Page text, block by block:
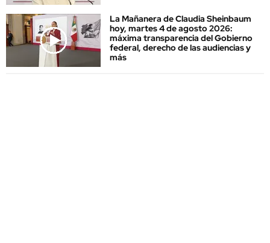
La Mañanera de Claudia Sheinbaum
hoy, martes 4 de agosto 2026:
máxima transparencia del Gobierno
federal, derecho de las audiencias y
más